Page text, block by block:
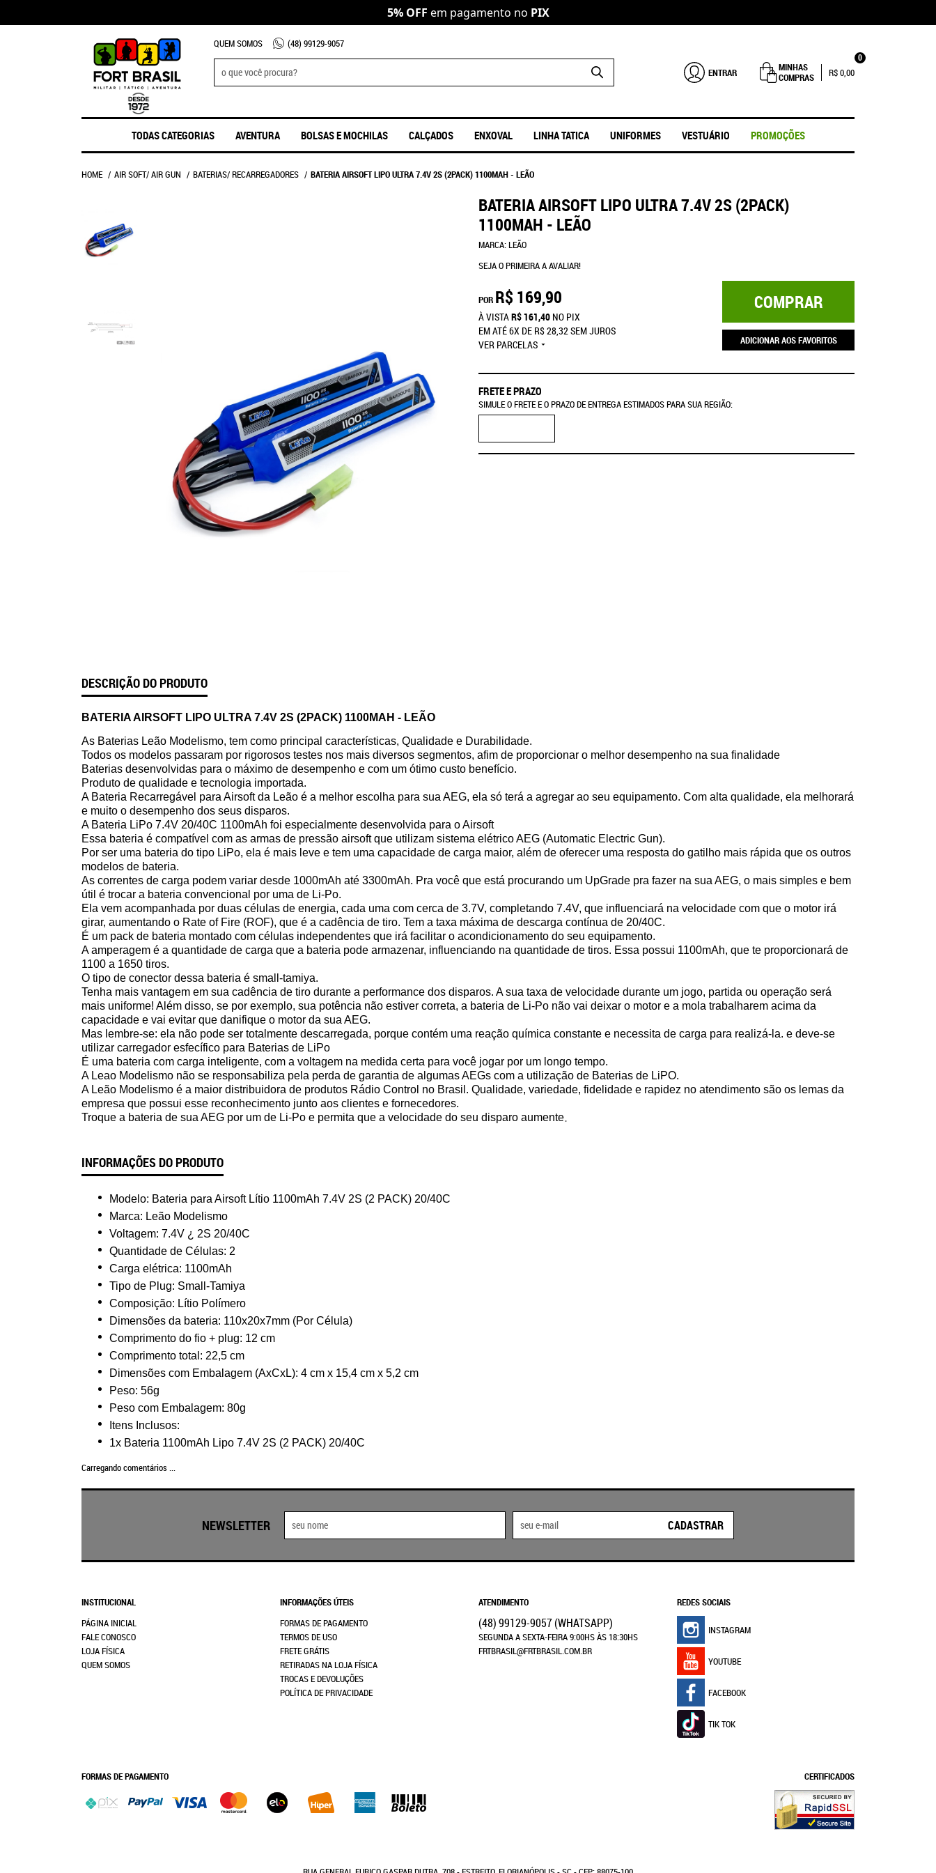
5% OFF em pagamento no PIX
QUEM SOMOS (48) 99129-9057
ENTRAR
MINHAS
COMPRAS
0
R$ 0,00
TODAS CATEGORIAS AVENTURA BOLSAS E MOCHILAS CALÇADOS ENXOVAL LINHA TATICA UNIFORMES VESTUÁRIO PROMOÇÕES
HOME AIR SOFT/ AIR GUN BATERIAS/ RECARREGADORES BATERIA AIRSOFT LIPO ULTRA 7.4V 2S (2PACK) 1100MAH - LEÃO
BATERIA AIRSOFT LIPO ULTRA 7.4V 2S (2PACK)
1100MAH - LEÃO
MARCA:LEÃO
SEJA O PRIMEIRA A AVALIAR!
POR R$ 169,90
À VISTAR$ 161,40 NO PIX
EM ATÉ6X DE R$ 28,32SEM JUROS
VER PARCELAS
COMPRAR
ADICIONAR AOS FAVORITOS
FRETE E PRAZO
SIMULE O FRETE E O PRAZO DE ENTREGA ESTIMADOS PARA SUA REGIÃO:
DESCRIÇÃO DO PRODUTO
BATERIA AIRSOFT LIPO ULTRA 7.4V 2S (2PACK) 1100MAH - LEÃO
As Baterias Leão Modelismo, tem como principal características, Qualidade e Durabilidade.
Todos os modelos passaram por rigorosos testes nos mais diversos segmentos, afim de proporcionar o melhor desempenho na sua finalidade
Baterias desenvolvidas para o máximo de desempenho e com um ótimo custo benefício.
Produto de qualidade e tecnologia importada.
A Bateria Recarregável para Airsoft da Leão é a melhor escolha para sua AEG, ela só terá a agregar ao seu equipamento. Com alta qualidade, ela melhorará
e muito o desempenho dos seus disparos.
A Bateria LiPo 7.4V 20/40C 1100mAh foi especialmente desenvolvida para o Airsoft
Essa bateria é compatível com as armas de pressão airsoft que utilizam sistema elétrico AEG (Automatic Electric Gun).
Por ser uma bateria do tipo LiPo, ela é mais leve e tem uma capacidade de carga maior, além de oferecer uma resposta do gatilho mais rápida que os outros
modelos de bateria.
As correntes de carga podem variar desde 1000mAh até 3300mAh. Pra você que está procurando um UpGrade pra fazer na sua AEG, o mais simples e bem
útil é trocar a bateria convencional por uma de Li-Po.
Ela vem acompanhada por duas células de energia, cada uma com cerca de 3.7V, completando 7.4V, que influenciará na velocidade com que o motor irá
girar, aumentando o Rate of Fire (ROF), que é a cadência de tiro. Tem a taxa máxima de descarga contínua de 20/40C.
É um pack de bateria montado com células independentes que irá facilitar o acondicionamento do seu equipamento.
A amperagem é a quantidade de carga que a bateria pode armazenar, influenciando na quantidade de tiros. Essa possui 1100mAh, que te proporcionará de
1100 a 1650 tiros.
O tipo de conector dessa bateria é small-tamiya.
Tenha mais vantagem em sua cadência de tiro durante a performance dos disparos. A sua taxa de velocidade durante um jogo, partida ou operação será
mais uniforme! Além disso, se por exemplo, sua potência não estiver correta, a bateria de Li-Po não vai deixar o motor e a mola trabalharem acima da
capacidade e vai evitar que danifique o motor da sua AEG.
Mas lembre-se: ela não pode ser totalmente descarregada, porque contém uma reação química constante e necessita de carga para realizá-la. e deve-se
utilizar carregador esfecífico para Baterias de LiPo
É uma bateria com carga inteligente, com a voltagem na medida certa para você jogar por um longo tempo.
A Leao Modelismo não se responsabiliza pela perda de garantia de algumas AEGs com a utilização de Baterias de LiPO.
A Leão Modelismo é a maior distribuidora de produtos Rádio Control no Brasil. Qualidade, variedade, fidelidade e rapidez no atendimento são os lemas da
empresa que possui esse reconhecimento junto aos clientes e fornecedores.
Troque a bateria de sua AEG por um de Li-Po e permita que a velocidade do seu disparo aumente.
INFORMAÇÕES DO PRODUTO
Modelo: Bateria para Airsoft Lítio 1100mAh 7.4V 2S (2 PACK) 20/40C
Marca: Leão Modelismo
Voltagem: 7.4V ¿ 2S 20/40C
Quantidade de Células: 2
Carga elétrica: 1100mAh
Tipo de Plug: Small-Tamiya
Composição: Lítio Polímero
Dimensões da bateria: 110x20x7mm (Por Célula)
Comprimento do fio + plug: 12 cm
Comprimento total: 22,5 cm
Dimensões com Embalagem (AxCxL): 4 cm x 15,4 cm x 5,2 cm
Peso: 56g
Peso com Embalagem: 80g
Itens Inclusos:
1x Bateria 1100mAh Lipo 7.4V 2S (2 PACK) 20/40C
Carregando comentários ...
NEWSLETTER CADASTRAR
INSTITUCIONAL
PÁGINA INICIAL
FALE CONOSCO
LOJA FÍSICA
QUEM SOMOS
INFORMAÇÕES ÚTEIS
FORMAS DE PAGAMENTO
TERMOS DE USO
FRETE GRÁTIS
RETIRADAS NA LOJA FÍSICA
TROCAS E DEVOLUÇÕES
POLÍTICA DE PRIVACIDADE
ATENDIMENTO
(48)99129-9057(WHATSAPP)
SEGUNDA A SEXTA-FEIRA 9:00HS ÀS 18:30HS
FRTBRASIL@FRTBRASIL.COM.BR
REDES SOCIAIS
INSTAGRAM
YOUTUBE
FACEBOOK
TIK TOK
FORMAS DE PAGAMENTO CERTIFICADOS